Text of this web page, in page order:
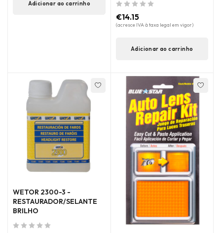
Adicionar ao carrinho
€14.15
(acresce IVA à taxa legal em vigor)
Adicionar ao carrinho
WETOR 2300-3 -
RESTAURADOR/SELANTE
BRILHO